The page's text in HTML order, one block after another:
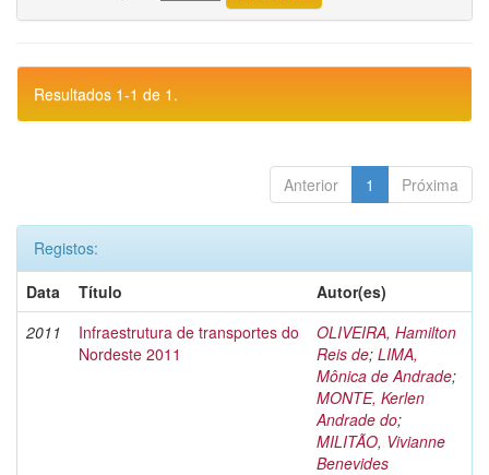
Resultados 1-1 de 1.
Anterior 1 Próxima
Registos:
Data
Título
Autor(es)
2011
Infraestrutura de transportes do
Nordeste 2011
OLIVEIRA, Hamilton
Reis de; LIMA,
Mônica de Andrade;
MONTE, Kerlen
Andrade do;
MILITÃO, Vivianne
Benevides